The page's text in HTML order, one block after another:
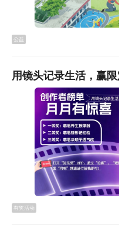
最具代表性的是改造后
面铺了石砖，其他都是
凹凸起伏，行走起来不
区“百千万工程”项目负
进行了统一石材铺装，
了标准人行道，让这条
新的活力。
公益
用镜头记录生活，赢限
有奖活动